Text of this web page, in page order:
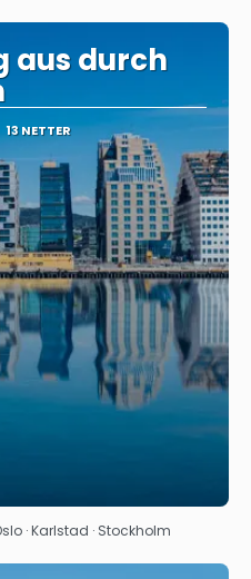
aus durch
13 NETTER
· Karlstad · Stockholm